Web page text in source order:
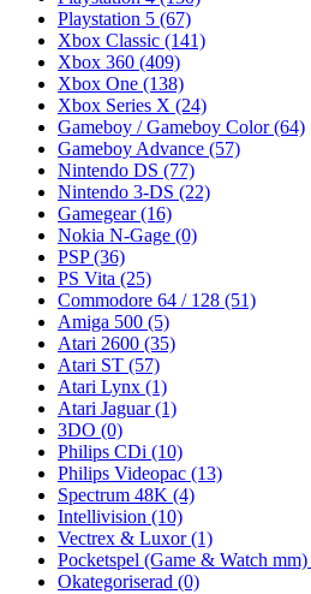
Playstation 5 (67)
Xbox Classic (141)
Xbox 360 (409)
Xbox One (138)
Xbox Series X (24)
Gameboy / Gameboy Color(64)
Gameboy Advance (57)
Nintendo DS (77)
Nintendo 3-DS (22)
Gamegear(16)
Nokia N-Gage (0)
PSP(36)
PS Vita (25)
Commodore 64 / 128 (51)
Amiga 500 (5)
Atari 2600 (35)
Atari ST (57)
Atari Lynx (1)
Atari Jaguar(1)
3DO (0)
Philips CDi (10)
Philips Videopac (13)
Spectrum 48K (4)
Intellivision (10)
Vectrex & Luxor(1)
Pocketspel (Game & Watch mm)
Okategoriserad (0)